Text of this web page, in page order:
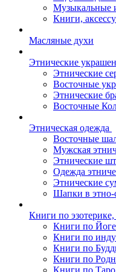
Музыкальные
Книги,
Масляные духи
Этнические
Этнические
Восточные
Этнические
Восточные
Этническая одежда
Восточные
Мужская
Этнические
Одежда
Этнические
Шапки в этно-
Книги по
Книги по
Книги по
Книги по
Книги по
Книги по